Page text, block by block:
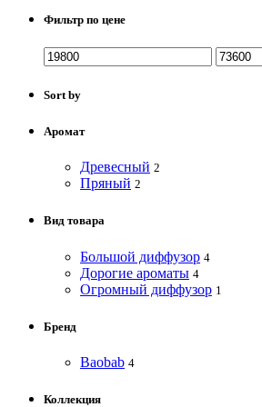
Фильтр по цене
Sort by
Аромат
Древесный 2
Пряный 2
Вид товара
Большой диффузор 4
Дорогие ароматы 4
Огромный диффузор 1
Бренд
Baobab 4
Коллекция